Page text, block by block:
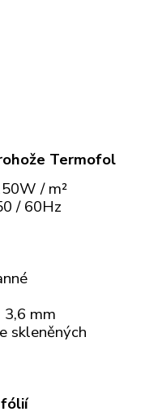
Termofol
/ m²
/ 60Hz
mm
skleněných
fólií